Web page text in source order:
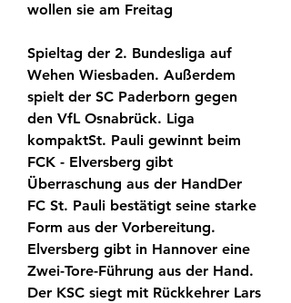
wollen sie am Freitag
Spieltag der 2. Bundesliga auf
Wehen Wiesbaden. Außerdem
spielt der SC Paderborn gegen
den VfL Osnabrück. Liga
kompaktSt. Pauli gewinnt beim
FCK - Elversberg gibt
Überraschung aus der HandDer
FC St. Pauli bestätigt seine starke
Form aus der Vorbereitung.
Elversberg gibt in Hannover eine
Zwei-Tore-Führung aus der Hand.
Der KSC siegt mit Rückkehrer Lars